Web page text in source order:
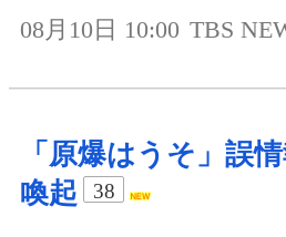
08月10日 10:00 TBS
「原爆はうそ」誤
喚起
38